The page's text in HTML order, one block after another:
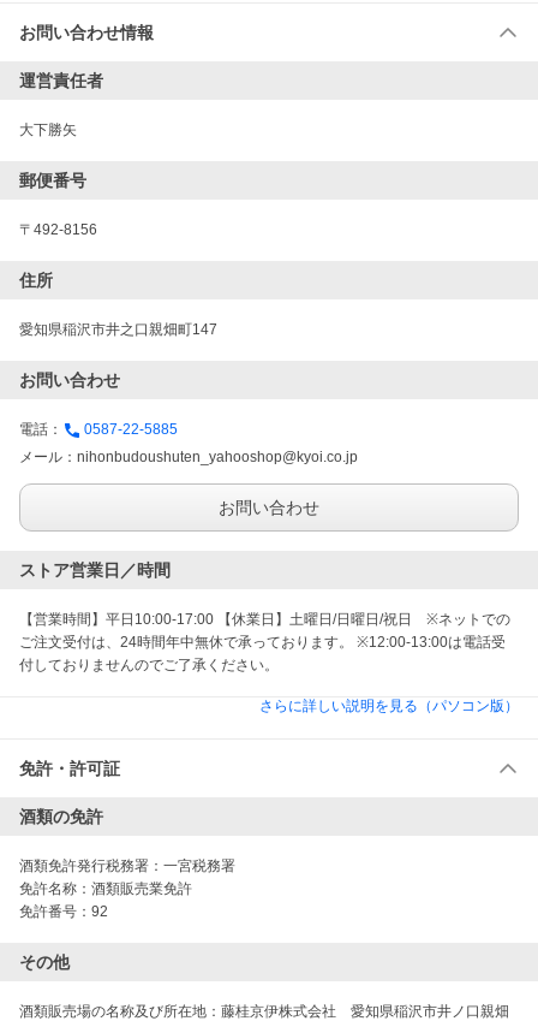
お問い合わせ情報
運営責任者
大下勝矢
郵便番号
〒492-8156
住所
愛知県稲沢市井之口親畑町147
お問い合わせ
電話：
0587-22-5885
メール： nihonbudoushuten_yahooshop@kyoi.co.jp
お問い合わせ
ストア営業日／時間
【営業時間】平日10:00-17:00 【休業日】土曜日/日曜日/祝日　※ネットでの
ご注文受付は、24時間年中無休で承っております。 ※12:00-13:00は電話受
付しておりませんのでご了承ください。
さらに詳しい説明を見る（パソコン版）
免許・許可証
酒類の免許
酒類免許発行税務署： 一宮税務署
免許名称： 酒類販売業免許
免許番号： 92
その他
酒類販売場の名称及び所在地：藤桂京伊株式会社　愛知県稲沢市井ノ口親畑